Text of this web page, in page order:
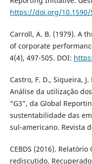
https://doi.org/10.1590/
Carroll, A. B. (1979). A
of corporate
4(4), 497-505. DOI:
Castro, F. D., Siqueira,
Análise da utilização
“G3”, da Global
sustentabilidade das
sul-americano. Revista
CEBDS (2016).
rediscutido.